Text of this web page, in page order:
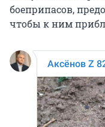
боеприпасов,
чтобы к ним